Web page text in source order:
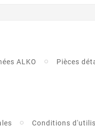
ALKO Pièces
Conditions